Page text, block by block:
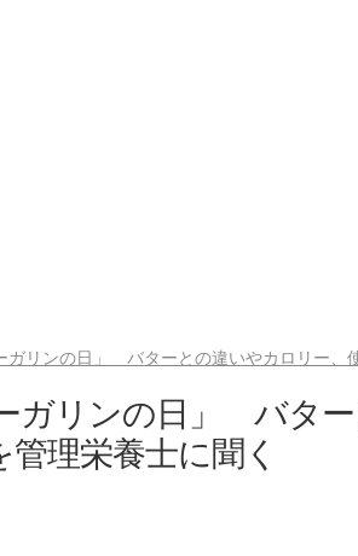
ガリンの日」 バターとの違いやカロリー、
ガリンの日」 バター
理栄養士に聞く